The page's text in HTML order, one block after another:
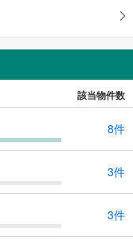
該当物件数
8件
3件
3件